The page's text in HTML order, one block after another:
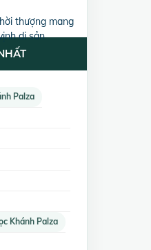
thượng mang
di sản
Palza
Khánh Palza